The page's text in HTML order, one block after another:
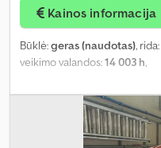
Kainos informacija
Būklė:geras (naudotas), rida:
veikimo valandos:14 003 h,